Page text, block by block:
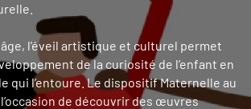
l'éveil artistique et culturel permet
de la curiosité de l’enfant en
qui l’entoure. Le dispositif Maternelle au
de découvrir des œuvres